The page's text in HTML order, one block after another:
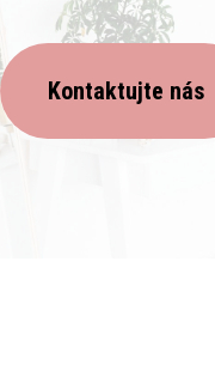
Kontaktujte nás